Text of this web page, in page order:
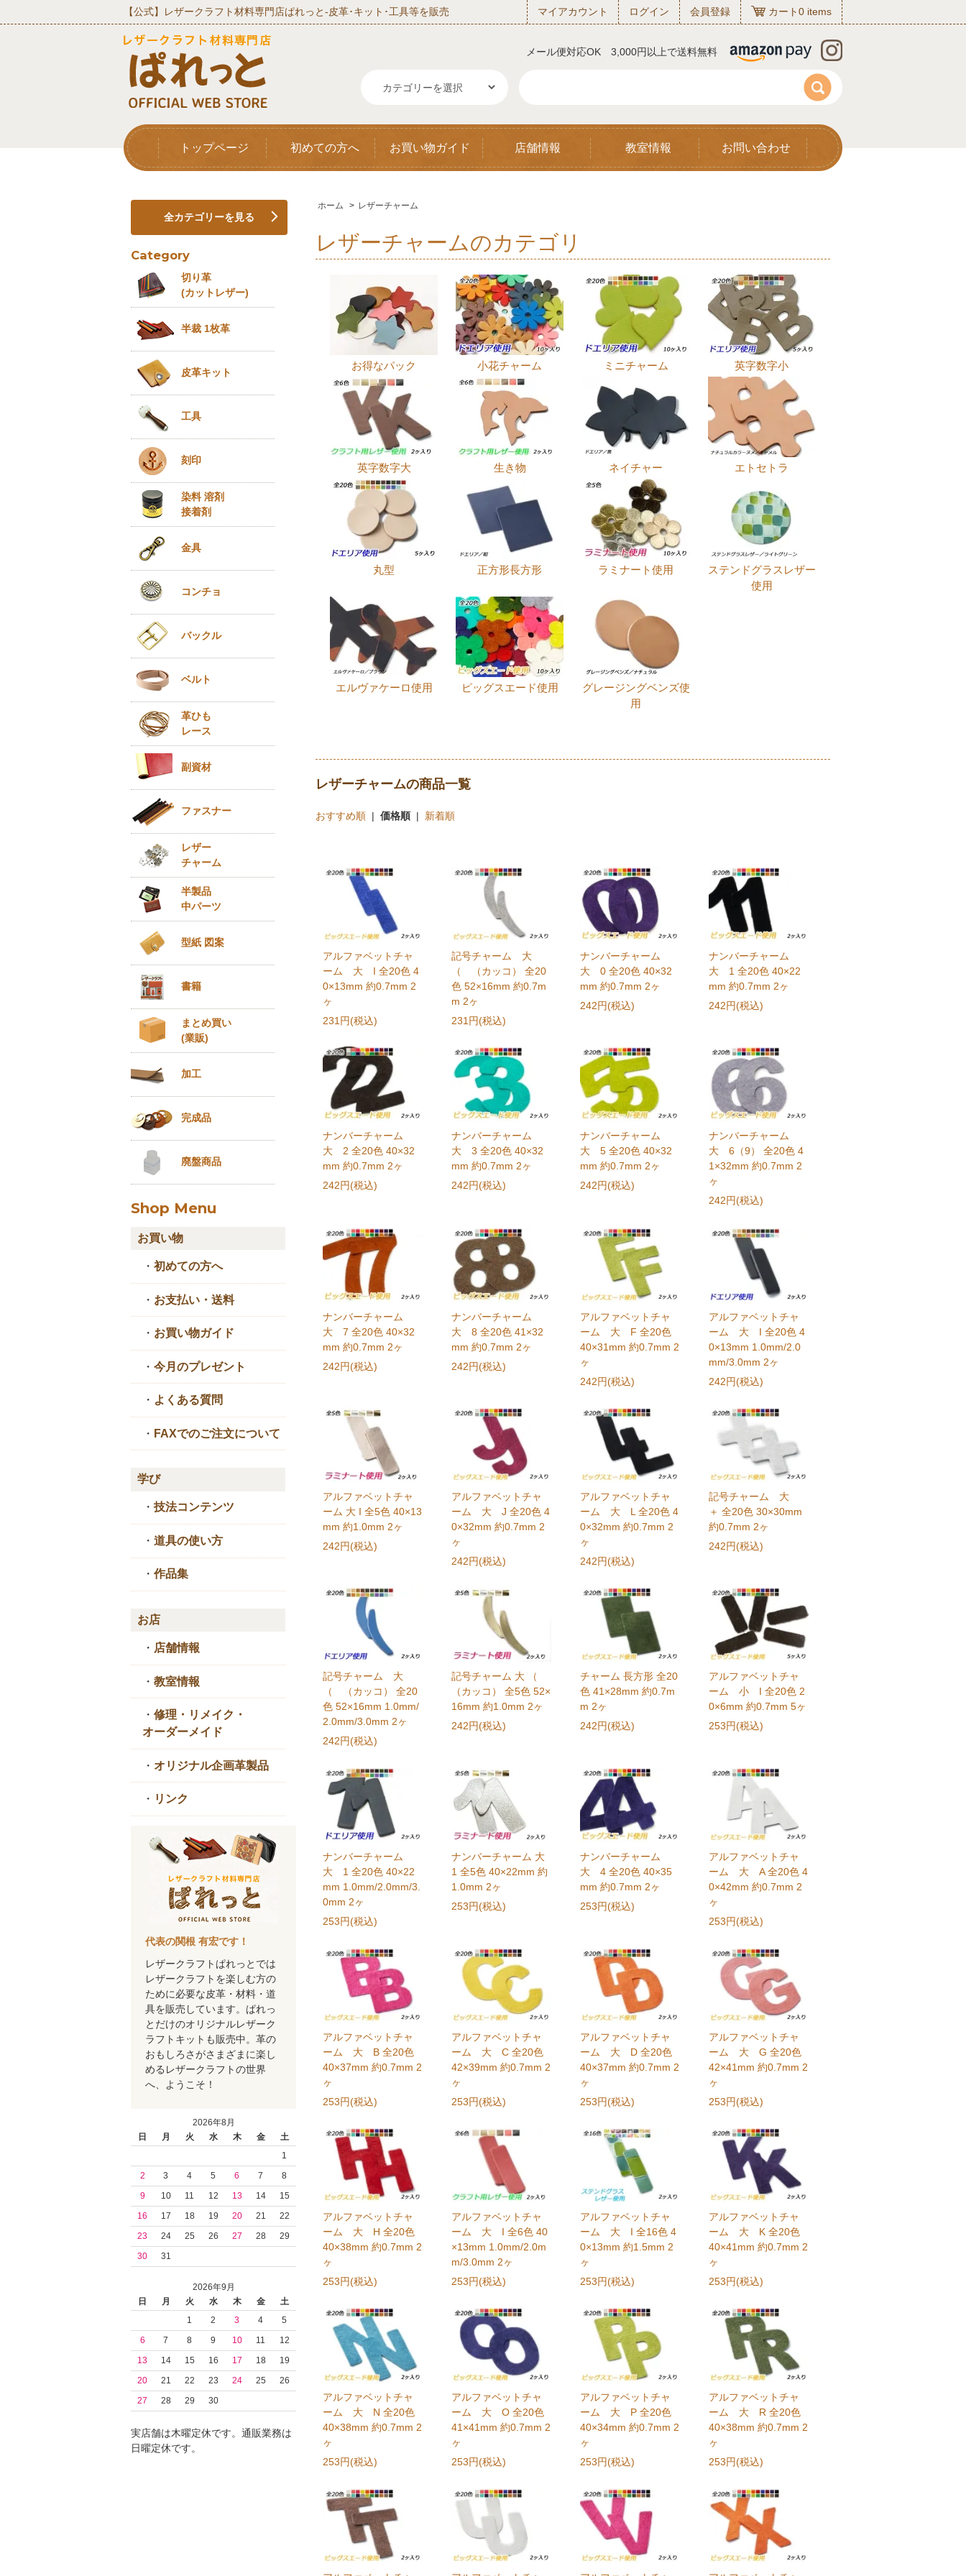
【公式】レザークラフト材料専門店ぱれっと‐皮革･キット･工具等を販売 マイアカウント ログイン 会員登録 カート0 items
メール便対応OK 3,000円以上で送料無料
トップページ 初めての方へ お買い物ガイド 店舗情報 教室情報 お問い合わせ
ホーム > レザーチャーム
レザーチャームのカテゴリ
お得なパック 小花チャーム ミニチャーム 英字数字小
英字数字大 生き物 ネイチャー エトセトラ
丸型 正方形長方形 ラミナート使用
ステンドグラスレザー
使用
エルヴァケーロ使用 ピッグスエード使用
グレージングベンズ使
用
レザーチャームの商品一覧
おすすめ順 |価格順 | 新着順
アルファベットチャ
ーム 大 I 全20色 4
0×13mm 約0.7mm 2
ヶ
231円(税込)
記号チャーム 大
（ （カッコ） 全20
色 52×16mm 約0.7m
m 2ヶ
231円(税込)
ナンバーチャーム
大 0 全20色 40×32
mm 約0.7mm 2ヶ
242円(税込)
ナンバーチャーム
大 1 全20色 40×22
mm 約0.7mm 2ヶ
242円(税込)
ナンバーチャーム
大 2 全20色 40×32
mm 約0.7mm 2ヶ
242円(税込)
ナンバーチャーム
大 3 全20色 40×32
mm 約0.7mm 2ヶ
242円(税込)
ナンバーチャーム
大 5 全20色 40×32
mm 約0.7mm 2ヶ
242円(税込)
ナンバーチャーム
大 6（9） 全20色 4
1×32mm 約0.7mm 2
ヶ
242円(税込)
ナンバーチャーム
大 7 全20色 40×32
mm 約0.7mm 2ヶ
242円(税込)
ナンバーチャーム
大 8 全20色 41×32
mm 約0.7mm 2ヶ
242円(税込)
アルファベットチャ
ーム 大 F 全20色
40×31mm 約0.7mm 2
ヶ
242円(税込)
アルファベットチャ
ーム 大 I 全20色 4
0×13mm 1.0mm/2.0
mm/3.0mm 2ヶ
242円(税込)
アルファベットチャ
ーム 大 I 全5色 40×13
mm 約1.0mm 2ヶ
242円(税込)
アルファベットチャ
ーム 大 J 全20色 4
0×32mm 約0.7mm 2
ヶ
242円(税込)
アルファベットチャ
ーム 大 L 全20色 4
0×32mm 約0.7mm 2
ヶ
242円(税込)
記号チャーム 大
＋ 全20色 30×30mm
約0.7mm 2ヶ
242円(税込)
記号チャーム 大
（ （カッコ） 全20
色 52×16mm 1.0mm/
2.0mm/3.0mm 2ヶ
242円(税込)
記号チャーム 大 （
（カッコ） 全5色 52×
16mm 約1.0mm 2ヶ
242円(税込)
チャーム 長方形 全20
色 41×28mm 約0.7m
m 2ヶ
242円(税込)
アルファベットチャ
ーム 小 I 全20色 2
0×6mm 約0.7mm 5ヶ
253円(税込)
ナンバーチャーム
大 1 全20色 40×22
mm 1.0mm/2.0mm/3.
0mm 2ヶ
253円(税込)
ナンバーチャーム 大
1 全5色 40×22mm 約
1.0mm 2ヶ
253円(税込)
ナンバーチャーム
大 4 全20色 40×35
mm 約0.7mm 2ヶ
253円(税込)
アルファベットチャ
ーム 大 A 全20色 4
0×42mm 約0.7mm 2
ヶ
253円(税込)
アルファベットチャ
ーム 大 B 全20色
40×37mm 約0.7mm 2
ヶ
253円(税込)
アルファベットチャ
ーム 大 C 全20色
42×39mm 約0.7mm 2
ヶ
253円(税込)
アルファベットチャ
ーム 大 D 全20色
40×37mm 約0.7mm 2
ヶ
253円(税込)
アルファベットチャ
ーム 大 G 全20色
42×41mm 約0.7mm 2
ヶ
253円(税込)
アルファベットチャ
ーム 大 H 全20色
40×38mm 約0.7mm 2
ヶ
253円(税込)
アルファベットチャ
ーム 大 I 全6色 40
×13mm 1.0mm/2.0m
m/3.0mm 2ヶ
253円(税込)
アルファベットチャ
ーム 大 I 全16色 4
0×13mm 約1.5mm 2
ヶ
253円(税込)
アルファベットチャ
ーム 大 K 全20色
40×41mm 約0.7mm 2
ヶ
253円(税込)
アルファベットチャ
ーム 大 N 全20色
40×38mm 約0.7mm 2
ヶ
253円(税込)
アルファベットチャ
ーム 大 O 全20色
41×41mm 約0.7mm 2
ヶ
253円(税込)
アルファベットチャ
ーム 大 P 全20色
40×34mm 約0.7mm 2
ヶ
253円(税込)
アルファベットチャ
ーム 大 R 全20色
40×38mm 約0.7mm 2
ヶ
253円(税込)
全カテゴリーを見る
Category
切り革
(カットレザー)
半裁 1枚革
皮革キット
工具
刻印
染料 溶剤
接着剤
金具
コンチョ
バックル
ベルト
革ひも
レース
副資材
ファスナー
レザー
チャーム
半製品
中パーツ
型紙 図案
書籍
まとめ買い
(業販)
加工
完成品
廃盤商品
Shop Menu
お買い物
・ 初めての方へ
・ お支払い・送料
・ お買い物ガイド
・ 今月のプレゼント
・ よくある質問
・ FAXでのご注文について
学び
・ 技法コンテンツ
・ 道具の使い方
・ 作品集
お店
・ 店舗情報
・ 教室情報
・ 修理・リメイク・
オーダーメイド
・ オリジナル企画革製品
・ リンク
代表の関根 有宏です！
レザークラフトぱれっとでは
レザークラフトを楽しむ方の
ために必要な皮革・材料・道
具を販売しています。ぱれっ
とだけのオリジナルレザーク
ラフトキットも販売中。革の
おもしろさがさまざまに楽し
めるレザークラフトの世界
へ、ようこそ！
2026年8月
日
月 火 水 木 金
土
1
2
3 4 5 6 7
8
9
10 11 12 13 14
15
16
17 18 19 20 21
22
23
24 25 26 27 28
29
30
31
2026年9月
日
月 火 水 木 金
土
1
2 3 4
5
6
7 8 9 10 11
12
13
14 15 16 17 18
19
20
21 22 23 24 25
26
27
28 29 30
実店舗は木曜定休です。通販業務は
日曜定休です。